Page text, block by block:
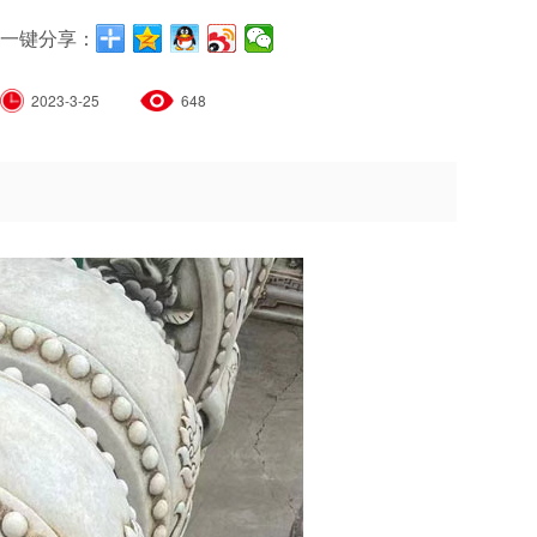
一键分享：
2023-3-25 648